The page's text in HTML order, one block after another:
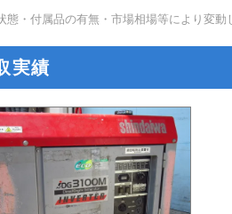
・付属品の有無・市場相場等により変動
実績